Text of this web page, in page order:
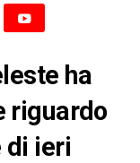
ha
riguardo
di ieri